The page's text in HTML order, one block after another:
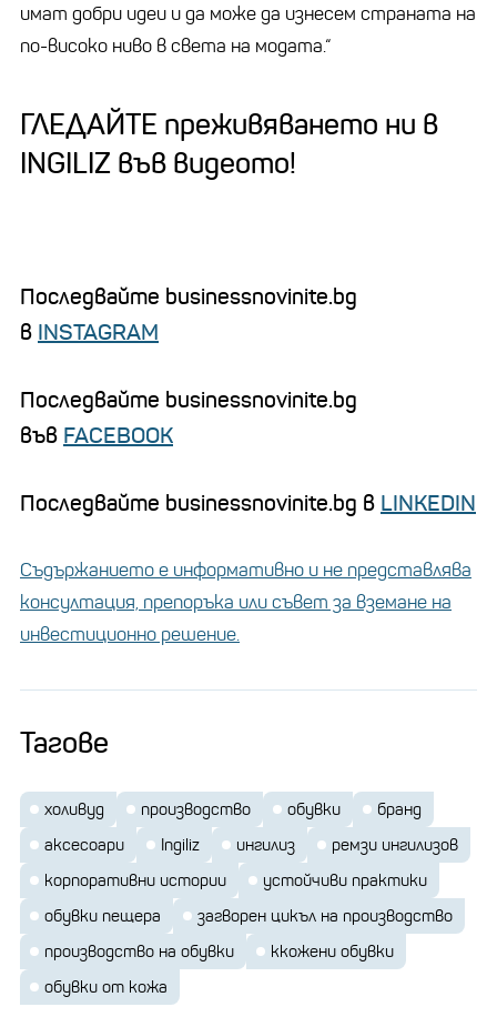
имат добри идеи и да може да изнесем страната на
по-високо ниво в света на модата.“
ГЛЕДАЙТЕ преживяването ни в
INGILIZ във видеото!
Последвайте businessnovinite.bg
в INSTAGRAM
Последвайте businessnovinite.bg
във FACEBOOK
Последвайте businessnovinite.bg в LINKEDIN
Съдържанието е информативно и не представлява
консултация, препоръка или съвет за вземане на
инвестиционно решение.
Тагове
холивуд производство обувки
бранд
аксесоари
Ingiliz ингилиз
ремзи ингилизов
корпоративни истории
устойчиви практики
обувки пещера
загворен цикъл на производство
производство на обувки
ккожени обувки
обувки от кожа